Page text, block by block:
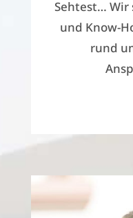
Sehtest… Wir
und Know-
rund